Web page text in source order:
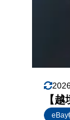
【
eBay